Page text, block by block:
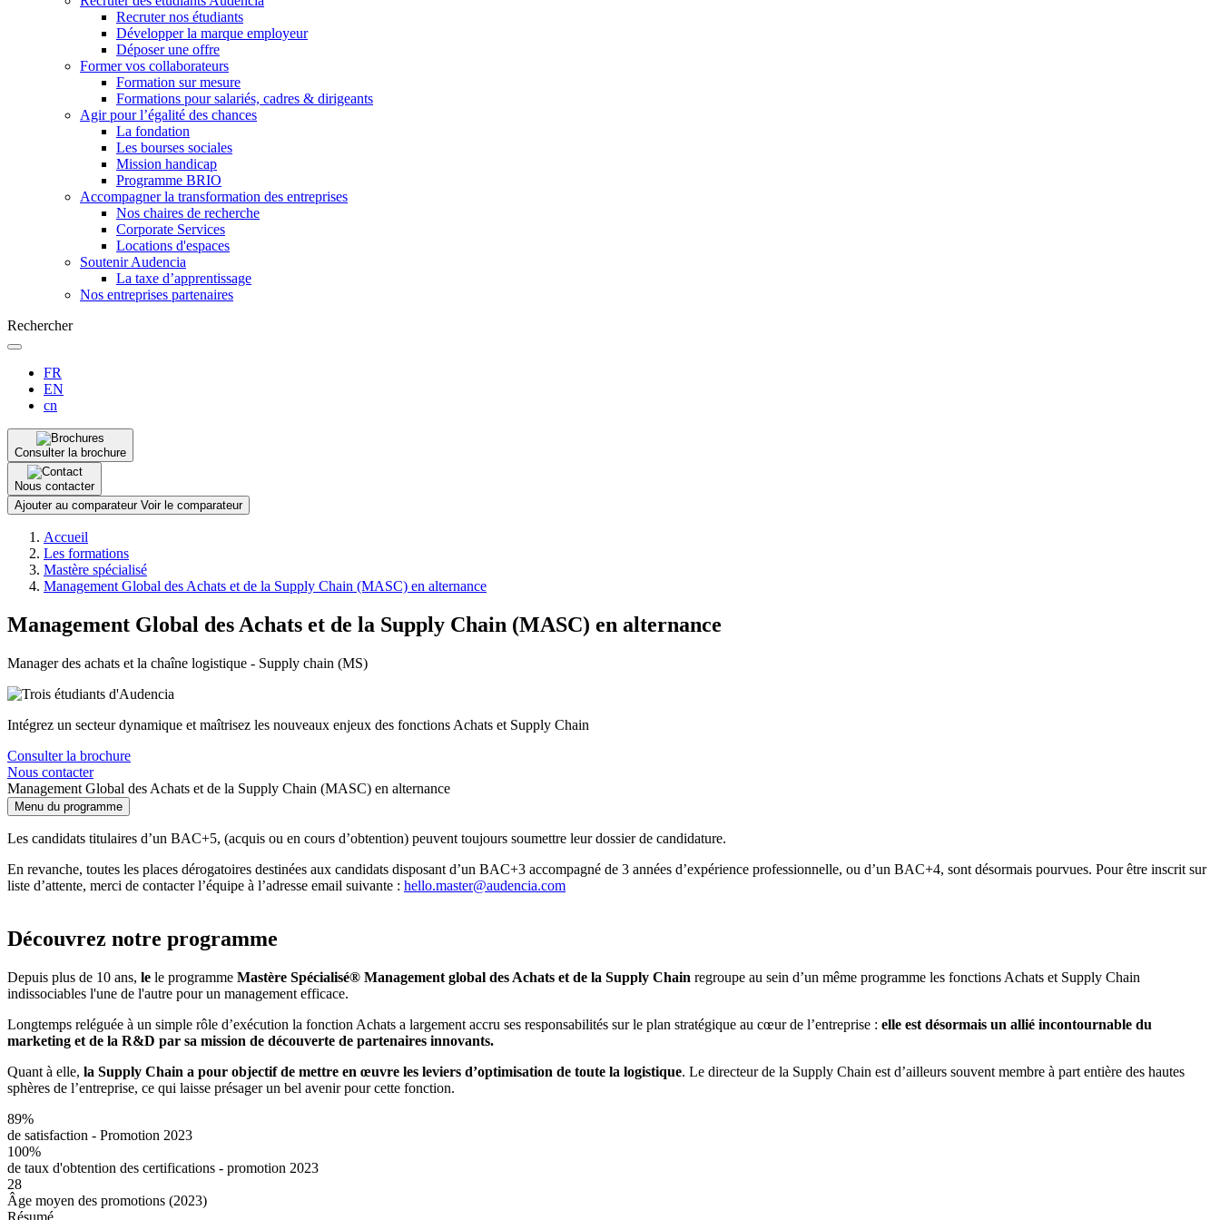
Recruter nos étudiants
Développer la marque employeur
Déposer une offre
Former vos collaborateurs
Formation sur mesure
Formations pour salariés, cadres & dirigeants
Agir pour l’égalité des chances
La fondation
Les bourses sociales
Mission handicap
Programme BRIO
Accompagner la transformation des entreprises
Nos chaires de recherche
Corporate Services
Locations d'espaces
Soutenir Audencia
La taxe d’apprentissage
Nos entreprises partenaires
Rechercher
FR
EN
cn
Consulter la brochure
Nous contacter
Ajouter au comparateur Voir le comparateur
d'Ariane
Accueil
Les formations
Mastère spécialisé
Management Global des Achats et de la Supply Chain (MASC) en alternance
Management Global des Achats et de la Supply Chain (MASC) en alternance
Manager des achats et la chaîne logistique - Supply chain (MS)
Intégrez un secteur dynamique et maîtrisez les nouveaux enjeux des fonctions Achats et Supply Chain
Consulter la brochure
Nous contacter
Management Global des Achats et de la Supply Chain (MASC) en alternance
Menu du programme
Les candidats titulaires d’un BAC+5, (acquis ou en cours d’obtention) peuvent toujours soumettre leur dossier de candidature.
En revanche, toutes les places dérogatoires destinées aux candidats disposant d’un BAC+3 accompagné de 3 années d’expérience professionnelle, ou d’un BAC+4, sont désormais pourvues. Pour être inscrit sur
liste d’attente, merci de contacter l’équipe à l’adresse email suivante : hello.master@audencia.com
Découvrez notre programme
Depuis plus de 10 ans, le le programme Mastère Spécialisé® Management global des Achats et de la Supply Chain regroupe au sein d’un même programme les fonctions Achats et Supply Chain
indissociables l'une de l'autre pour un management efficace.
Longtemps reléguée à un simple rôle d’exécution la fonction Achats a largement accru ses responsabilités sur le plan stratégique au cœur de l’entreprise : elle est désormais un allié incontournable du
marketing et de la R&D par sa mission de découverte de partenaires innovants.
Quant à elle, la Supply Chain a pour objectif de mettre en œuvre les leviers d’optimisation de toute la logistique. Le directeur de la Supply Chain est d’ailleurs souvent membre à part entière des hautes
sphères de l’entreprise, ce qui laisse présager un bel avenir pour cette fonction.
89%
de satisfaction - Promotion 2023
100%
de taux d'obtention des certifications - promotion 2023
28
Âge moyen des promotions (2023)
Résumé